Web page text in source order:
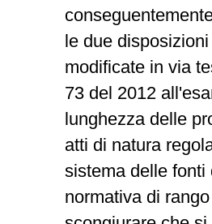
le due
modificate in via
73 del 2012
lunghezza delle
atti di natura
sistema delle
normativa di